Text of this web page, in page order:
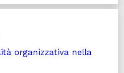
organizzativa nella